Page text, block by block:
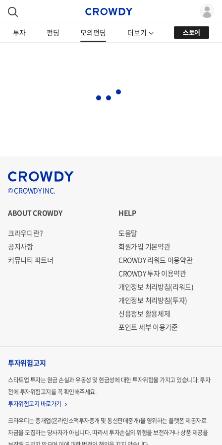
투자 펀딩 모의펀딩 더보기 스토어
© CROWDY INC.
ABOUT CROWDY
크라우디란?
공지사항
커뮤니티 파트너
HELP
도움말
회원가입 기본약관
CROWDY 리워드 이용약관
CROWDY 투자 이용약관
개인정보 처리방침(리워드)
개인정보 처리방침(투자)
신용정보 활용체제
포인트 세부 이용기준
투자위험고지
스타트업 투자는 원금 손실과 유동성 및 현금성에 대한 투자위험을 가지고 있습니다.투자
전에 투자위험고지를 꼭 확인해주세요.
투자위험고지 바로가기
크라우디는 중개업(온라인소액투자중개 및 통신판매중개)을 영위하는 플랫폼 제공자로
자금을 모집하는당사자가 아닙니다. 따라서 투자손실의 위험을 보전하거나 상품 제공을